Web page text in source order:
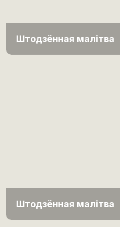
Штодзённая малітва
Штодзённая малітва